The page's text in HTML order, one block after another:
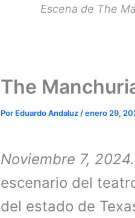
Escena de The
The
Por Eduardo Andaluz /enero 29,
Noviembre 7, 2024.
escenario del
del estado de